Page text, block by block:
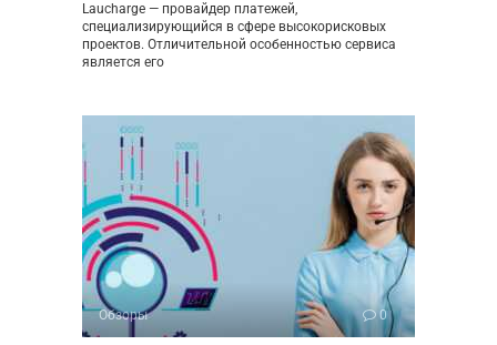
Laucharge — провайдер платежей,
специализирующийся в сфере высокорисковых
проектов. Отличительной особенностью сервиса
является его
Обзоры 0